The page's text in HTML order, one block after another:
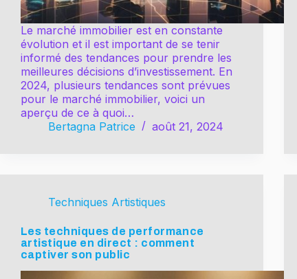
Le marché immobilier est en constante
évolution et il est important de se tenir
informé des tendances pour prendre les
meilleures décisions d’investissement. En
2024, plusieurs tendances sont prévues
pour le marché immobilier, voici un
aperçu de ce à quoi…
Bertagna Patrice
août 21, 2024
Techniques Artistiques
Les techniques de performance
artistique en direct : comment
captiver son public